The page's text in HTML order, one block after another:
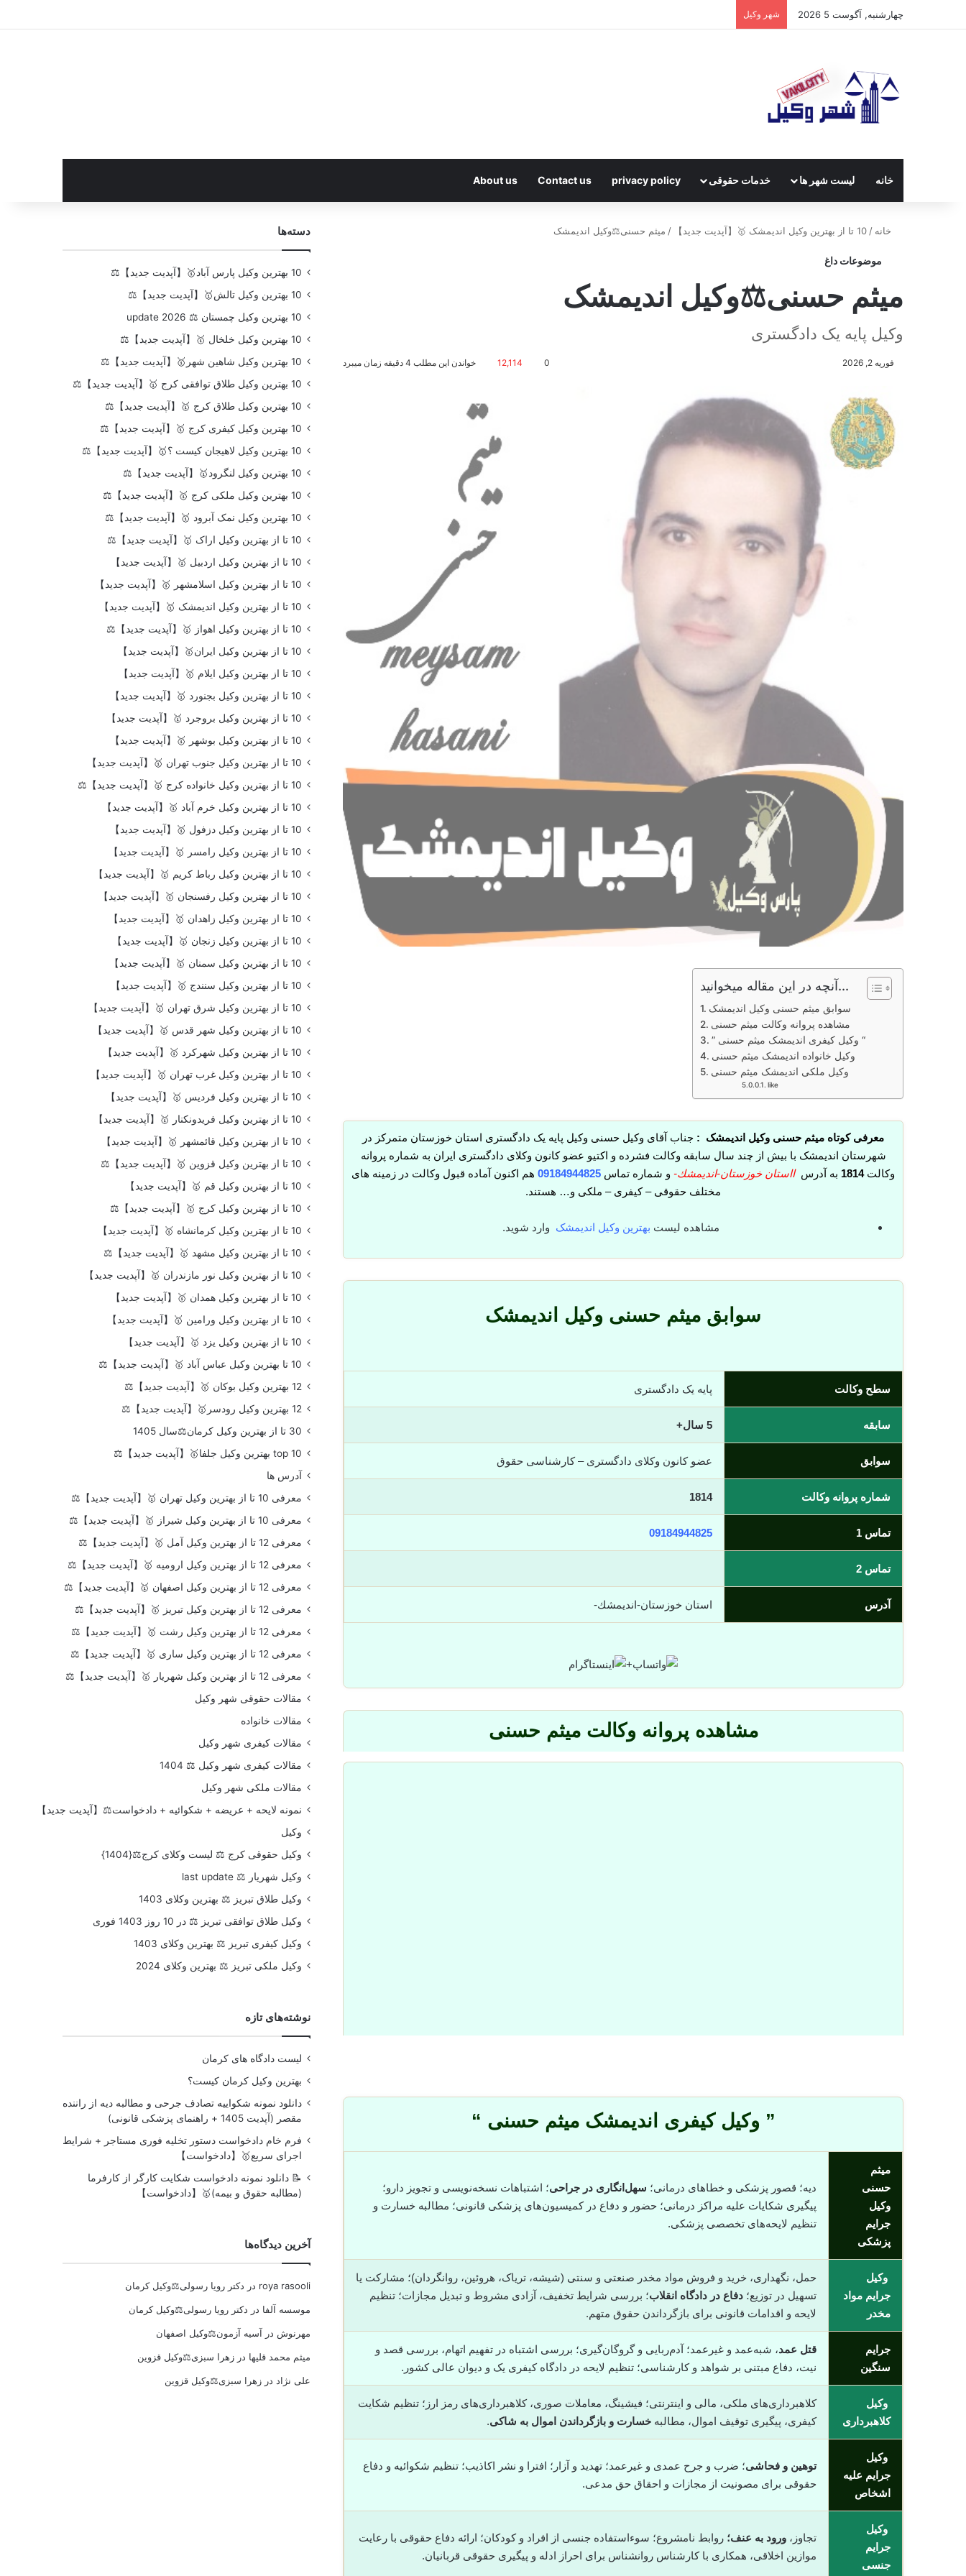
چهارشنبه, آگوست 5 2026 شهر وکیل
خانه لیست شهر ها خدمات حقوقی privacy policy
Contact us
About us
خانه / 10 تا از بهترین وکیل اندیمشک 🥇【آپدیت جدید】 / میثم حسنی⚖️وکیل اندیمشک
موضوعات داغ
میثم حسنی⚖️وکیل اندیمشک
وکیل پایه یک دادگستری
فوریه 2, 2026 0
12,114 خواندن این مطلب 4 دقیقه زمان میبرد
آنچه در این مقاله میخوانید...
سوابق میثم حسنی وکیل اندیمشک
مشاهده پروانه وکالت میثم حسنی
” وکیل کیفری اندیمشک میثم حسنی “
وکیل خانواده اندیمشک میثم حسنی
وکیل ملکی اندیمشک میثم حسنی
like
معرفی کوتاه میثم حسنی وکیل اندیمشک : جناب آقای وکیل حسنی وکیل پایه یک دادگستری استان خوزستان متمرکز در
شهرستان اندیمشک با بیش از چند سال سابقه وکالت فشرده و اکتیو عضو کانون وکلای دادگستری ایران به شماره پروانه
وکالت1814 به آدرسااستان خوزستان-انديمشك- و شماره تماس 09184944825 هم اکنون آماده قبول وکالت در زمینه های
مختلف حقوقی – کیفری – ملکی و… هستند.
مشاهده لیست بهترین وکیل اندیمشک وارد شوید.
سوابق میثم حسنی وکیل اندیمشک
سطح وکالت پایه یک دادگستری
سابقه 5 سال+
سوابق عضو کانون وکلای دادگستری – کارشناسی حقوق
شماره پروانه وکالت 1814
تماس 1 09184944825
تماس 2
آدرس استان خوزستان-انديمشك-
+
مشاهده پروانه وکالت میثم حسنی
” وکیل کیفری اندیمشک میثم حسنی “
میثم
حسنی
وکیل
جرایم
پزشکی
دیه؛ قصور پزشکی و خطاهای درمانی؛ سهل‌انگاری در جراحی؛ اشتباهات نسخه‌نویسی و تجویز دارو؛
پیگیری شکایات علیه مراکز درمانی؛ حضور و دفاع در کمیسیون‌های پزشکی قانونی؛ مطالبه خسارت و
تنظیم لایحه‌های تخصصی پزشکی.
وکیل
جرایم مواد
مخدر
حمل، نگهداری، خرید و فروش مواد مخدر صنعتی و سنتی (شیشه، تریاک، هروئین، روانگردان)؛ مشارکت یا
تسهیل در توزیع؛ دفاع در دادگاه انقلاب؛ بررسی شرایط تخفیف، آزادی مشروط و تبدیل مجازات؛ تنظیم
لایحه و اقدامات قانونی برای بازگرداندن حقوق متهم.
جرایم
سنگین
قتل عمد، شبه‌عمد و غیرعمد؛ آدم‌ربایی و گروگان‌گیری؛ بررسی اشتباه در تفهیم اتهام، بررسی قصد و
نیت، دفاع مبتنی بر شواهد و کارشناسی؛ تنظیم لایحه در دادگاه کیفری یک و دیوان عالی کشور.
وکیل
کلاهبرداری
کلاهبرداری‌های ملکی، مالی و اینترنتی؛ فیشینگ، معاملات صوری، کلاهبرداری‌های رمز ارز؛ تنظیم شکایت
کیفری، پیگیری توقیف اموال، مطالبه خسارت و بازگرداندن اموال به شاکی.
وکیل
جرایم علیه
اشخاص
توهین و فحاشی؛ ضرب و جرح عمدی و غیرعمد؛ تهدید و آزار؛ افترا و نشر اکاذیب؛ تنظیم شکوائیه و دفاع
حقوقی برای مصونیت از مجازات و احقاق حق مدعی.
وکیل
جرایم
جنسی
تجاوز، ورود به عنف؛ روابط نامشروع؛ سوءاستفاده جنسی از افراد و کودکان؛ ارائه دفاع حقوقی با رعایت
موازین اخلاقی، همکاری با کارشناس روانشناس برای احراز ادله و پیگیری حقوقی قربانیان.
دسته‌ها
10 بهترین وکیل پارس آباد🥇【آپدیت جدید】⚖️
10 بهترین وکیل تالش🥇【آپدیت جدید】⚖️
10 بهترین وکیل چمستان ⚖️ update 2026
10 بهترین وکیل خلخال 🥇【آپدیت جدید】⚖️
10 بهترین وکیل شاهین شهر🥇【آپدیت جدید】⚖️
10 بهترین وکیل طلاق توافقی کرج 🥇【آپدیت جدید】⚖️
10 بهترین وکیل طلاق کرج 🥇【آپدیت جدید】⚖️
10 بهترین وکیل کیفری کرج 🥇【آپدیت جدید】⚖️
10 بهترین وکیل لاهیجان کیست ؟🥇【آپدیت جدید】⚖️
10 بهترین وکیل لنگرود🥇【آپدیت جدید】⚖️
10 بهترین وکیل ملکی کرج 🥇【آپدیت جدید】⚖️
10 بهترین وکیل نمک آبرود 🥇【آپدیت جدید】⚖️
10 تا از بهترین وکیل اراک 🥇【آپدیت جدید】⚖️
10 تا از بهترین وکیل اردبیل 🥇【آپدیت جدید】
10 تا از بهترین وکیل اسلامشهر 🥇【آپدیت جدید】
10 تا از بهترین وکیل اندیمشک 🥇【آپدیت جدید】
10 تا از بهترین وکیل اهواز 🥇【آپدیت جدید】⚖️
10 تا از بهترین وکیل ایران🥇【آپدیت جدید】
10 تا از بهترین وکیل ایلام 🥇【آپدیت جدید】
10 تا از بهترین وکیل بجنورد 🥇【آپدیت جدید】
10 تا از بهترین وکیل بروجرد 🥇【آپدیت جدید】
10 تا از بهترین وکیل بوشهر 🥇【آپدیت جدید】
10 تا از بهترین وکیل جنوب تهران 🥇【آپدیت جدید】
10 تا از بهترین وکیل خانواده کرج 🥇【آپدیت جدید】⚖️
10 تا از بهترین وکیل خرم آباد 🥇【آپدیت جدید】
10 تا از بهترین وکیل دزفول 🥇【آپدیت جدید】
10 تا از بهترین وکیل رامسر 🥇【آپدیت جدید】
10 تا از بهترین وکیل رباط کریم 🥇【آپدیت جدید】
10 تا از بهترین وکیل رفسنجان 🥇【آپدیت جدید】
10 تا از بهترین وکیل زاهدان 🥇【آپدیت جدید】
10 تا از بهترین وکیل زنجان 🥇【آپدیت جدید】
10 تا از بهترین وکیل سمنان 🥇【آپدیت جدید】
10 تا از بهترین وکیل سنندج 🥇【آپدیت جدید】
10 تا از بهترین وکیل شرق تهران 🥇【آپدیت جدید】
10 تا از بهترین وکیل شهر قدس 🥇【آپدیت جدید】
10 تا از بهترین وکیل شهرکرد 🥇【آپدیت جدید】
10 تا از بهترین وکیل غرب تهران 🥇【آپدیت جدید】
10 تا از بهترین وکیل فردیس 🥇【آپدیت جدید】
10 تا از بهترین وکیل فریدونکنار 🥇【آپدیت جدید】
10 تا از بهترین وکیل قائمشهر 🥇【آپدیت جدید】
10 تا از بهترین وکیل قزوین 🥇【آپدیت جدید】⚖️
10 تا از بهترین وکیل قم 🥇【آپدیت جدید】
10 تا از بهترین وکیل کرج 🥇【آپدیت جدید】⚖️
10 تا از بهترین وکیل کرمانشاه 🥇【آپدیت جدید】
10 تا از بهترین وکیل مشهد 🥇【آپدیت جدید】⚖️
10 تا از بهترین وکیل نور مازندران 🥇【آپدیت جدید】
10 تا از بهترین وکیل همدان 🥇【آپدیت جدید】
10 تا از بهترین وکیل ورامین 🥇【آپدیت جدید】
10 تا از بهترین وکیل یزد 🥇【آپدیت جدید】
10 تا بهترین وکیل عباس آباد 🥇【آپدیت جدید】⚖️
12 بهترین وکیل بوکان 🥇【آپدیت جدید】⚖️
12 بهترین وکیل رودسر🥇【آپدیت جدید】⚖️
30 تا از بهترین وکیل کرمان⚖️سال 1405
top 10 بهترین وکیل جلفا🥇【آپدیت جدید】⚖️
آدرس ها
معرفی 10 تا از بهترین وکیل تهران 🥇【آپدیت جدید】⚖️
معرفی 10 تا از بهترین وکیل شیراز 🥇【آپدیت جدید】⚖️
معرفی 12 تا از بهترین وکیل آمل 🥇【آپدیت جدید】⚖️
معرفی 12 تا از بهترین وکیل ارومیه 🥇【آپدیت جدید】⚖️
معرفی 12 تا از بهترین وکیل اصفهان 🥇【آپدیت جدید】⚖️
معرفی 12 تا از بهترین وکیل تبریز 🥇【آپدیت جدید】⚖️
معرفی 12 تا از بهترین وکیل رشت 🥇【آپدیت جدید】⚖️
معرفی 12 تا از بهترین وکیل ساری 🥇【آپدیت جدید】⚖️
معرفی 12 تا از بهترین وکیل شهریار 🥇【آپدیت جدید】⚖️
مقالات حقوقی شهر وکیل
مقالات خانواده
مقالات کیفری شهر وکیل
مقالات کیفری شهر وکیل ⚖️ 1404
مقالات ملکی شهر وکیل
نمونه لایحه + عریضه + شکوائیه + دادخواست⚖️【آپدیت جدید】
وکیل
وکیل حقوقی کرج ⚖️ لیست وکلای کرج⚖️{1404}
وکیل شهریار ⚖️ last update
وکیل طلاق تبریز ⚖️ بهترین وکلای 1403
وکیل طلاق توافقی تبریز ⚖️ در 10 روز 1403 فوری
وکیل کیفری تبریز ⚖️ بهترین وکلای 1403
وکیل ملکی تبریز ⚖️ بهترین وکلای 2024
نوشته‌های تازه
لیست دادگاه های کرمان
بهترین وکیل کرمان کیست؟
دانلود نمونه شکواییه تصادف جرحی و مطالبه دیه از راننده
مقصر (آپدیت 1405 + راهنمای پزشکی قانونی)
فرم خام دادخواست دستور تخلیه فوری مستاجر + شرایط
اجرای سریع🥇【دادخواست】
📝 دانلود نمونه دادخواست شکایت کارگر از کارفرما
(مطالبه حقوق و بیمه)🥇【دادخواست】
آخرین دیدگاه‌ها
roya rasooli در دکتر رویا رسولی⚖️وکیل کرمان
موسسه آلفا در دکتر رویا رسولی⚖️وکیل کرمان
مهرنوش در آسیه آزمون⚖️وکیل اصفهان
میثم محمد قلیها درزهرا سبزی⚖️وکیل قزوین
علی نژاد درزهرا سبزی⚖️وکیل قزوین